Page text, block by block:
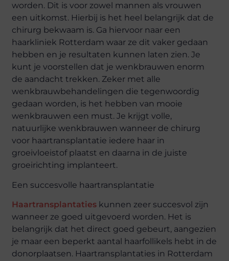
worden. Dit is voor zowel mannen als vrouwen
een uitkomst. Hierbij is het heel belangrijk dat de
chirurg bekwaam is. Ga hiervoor naar een
haarkliniek Rotterdam waar ze dit vaker gedaan
hebben en je resultaten kunnen laten zien. Je
kunt je voorstellen dat je wenkbrauwen enorm
de aandacht trekken. Zeker met alle
wenkbrauwbehandelingen die tegenwoordig
gedaan worden, is het hebben van mooie
wenkbrauwen een must. Je krijgt volle,
natuurlijke wenkbrauwen wanneer de chirurg
voor haartransplantatie iedere haar in
groeivloeistof plaatst en daarna in de juiste
groeirichting implanteert.
Een succesvolle haartransplantatie
Haartransplantaties kunnen zeer succesvol zijn
wanneer ze goed uitgevoerd worden. Het is
belangrijk dat het direct goed gebeurt, aangezien
je maar een beperkt aantal haarfollikels hebt in de
donorplaatsen. Haartransplantaties in Rotterdam